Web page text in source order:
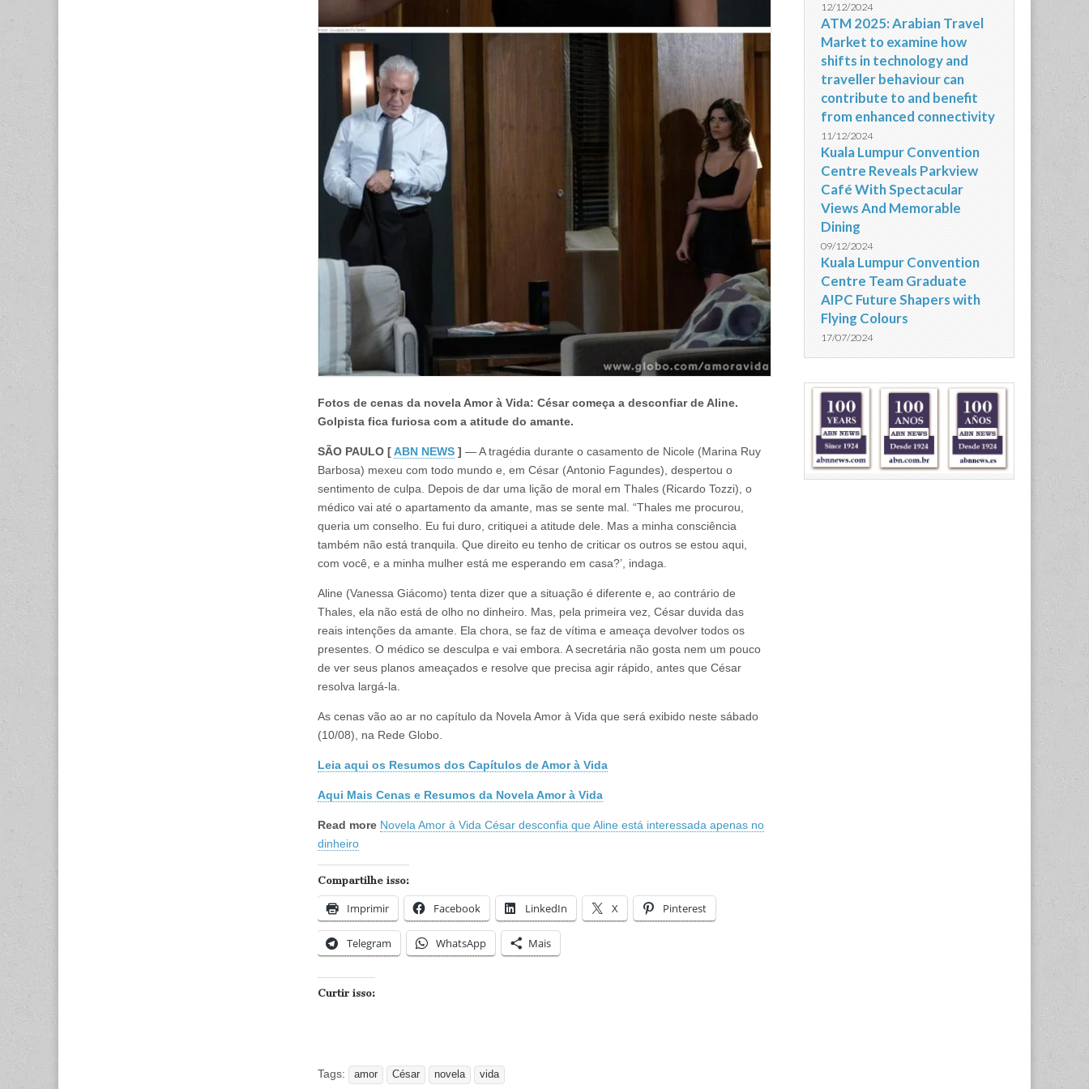
Fotos de cenas da novela Amor à Vida: César começa a desconfiar de Aline.
Golpista fica furiosa com a atitude do amante.
SÃO PAULO [ABN NEWS ] — A tragédia durante o casamento de Nicole (Marina Ruy
Barbosa) mexeu com todo mundo e, em César (Antonio Fagundes), despertou o
sentimento de culpa. Depois de dar uma lição de moral em Thales (Ricardo Tozzi), o
médico vai até o apartamento da amante, mas se sente mal. “Thales me procurou,
queria um conselho. Eu fui duro, critiquei a atitude dele. Mas a minha consciência
também não está tranquila. Que direito eu tenho de criticar os outros se estou aqui,
com você, e a minha mulher está me esperando em casa?’, indaga.
Aline (Vanessa Giácomo) tenta dizer que a situação é diferente e, ao contrário de
Thales, ela não está de olho no dinheiro. Mas, pela primeira vez, César duvida das
reais intenções da amante. Ela chora, se faz de vítima e ameaça devolver todos os
presentes. O médico se desculpa e vai embora. A secretária não gosta nem um pouco
de ver seus planos ameaçados e resolve que precisa agir rápido, antes que César
resolva largá-la.
As cenas vão ao ar no capítulo da Novela Amor à Vida que será exibido neste sábado
(10/08), na Rede Globo.
Leia aqui os Resumos dos Capítulos de Amor à Vida
Aqui Mais Cenas e Resumos da Novela Amor à Vida
Read more Novela Amor à Vida César desconfia que Aline está interessada apenas no
dinheiro
Compartilhe isso:
Imprimir Facebook LinkedIn X Pinterest
Telegram WhatsApp Mais
Curtir isso:
Tags: amor César novela vida
12/12/2024
ATM 2025: Arabian Travel
Market to examine how
shifts in technology and
traveller behaviour can
contribute to and benefit
from enhanced connectivity
11/12/2024
Kuala Lumpur Convention
Centre Reveals Parkview
Café With Spectacular
Views And Memorable
Dining
09/12/2024
Kuala Lumpur Convention
Centre Team Graduate
AIPC Future Shapers with
Flying Colours
17/07/2024